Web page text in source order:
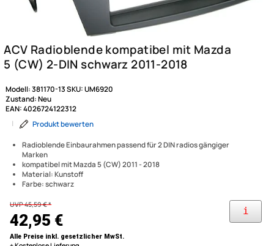
Marken
kompatibel mit Mazda 5 (CW) 2011 - 2018
Material: Kunstoff
Farbe: schwarz
Zustand:Neu
EAN:4026724122312
|
Produkt bewerten